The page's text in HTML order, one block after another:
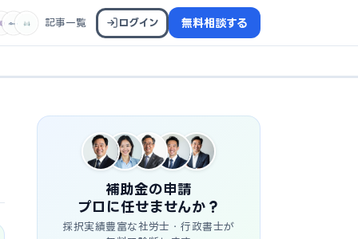
記事一覧 ログイン 無料相談する
補助金の申請
プロに任せませんか？
採択実績豊富な社労士・行政書士が